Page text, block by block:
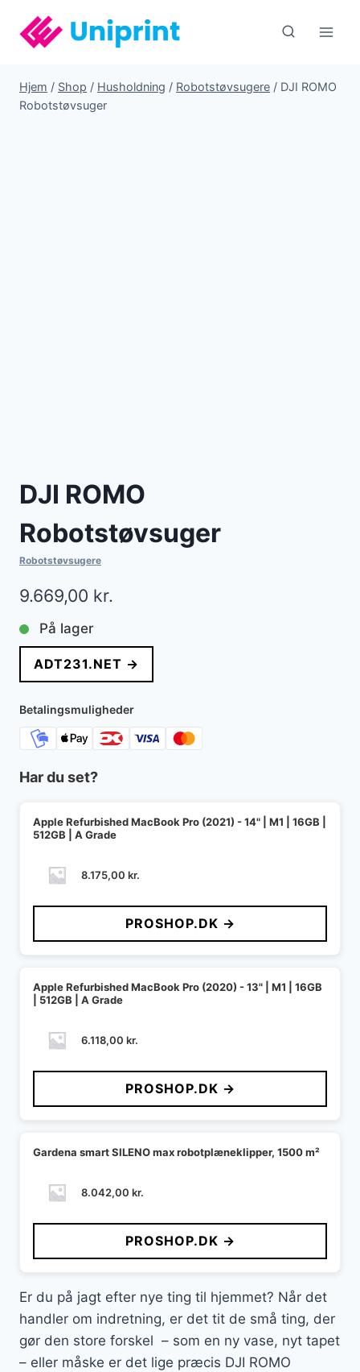
indhold
Hjem / Shop / Husholdning / Robotstøvsugere / DJI ROMO
Robotstøvsuger
DJI ROMO
Robotstøvsuger
Robotstøvsugere
9.669,00 kr.
På lager
ADT231.NET →
Betalingsmuligheder
Har du set?
Apple Refurbished MacBook Pro (2021) - 14" | M1 | 16GB |
512GB | A Grade
8.175,00 kr.
PROSHOP.DK →
Apple Refurbished MacBook Pro (2020) - 13" | M1 | 16GB
| 512GB | A Grade
6.118,00 kr.
PROSHOP.DK →
Gardena smart SILENO max robotplæneklipper, 1500 m²
8.042,00 kr.
PROSHOP.DK →
Er du på jagt efter nye ting til hjemmet? Når det
handler om indretning, er det tit de små ting, der
gør den store forskel – som en ny vase, nyt tapet
– eller måske er det lige præcis DJI ROMO